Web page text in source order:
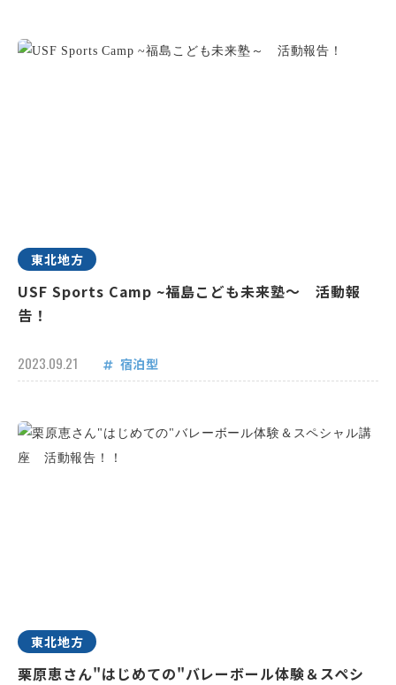
東北地方
USF Sports Camp ~福島こども未来塾～ 活動報
告！
2023.09.21 宿泊型
東北地方
栗原恵さん"はじめての"バレーボール体験＆スペシ